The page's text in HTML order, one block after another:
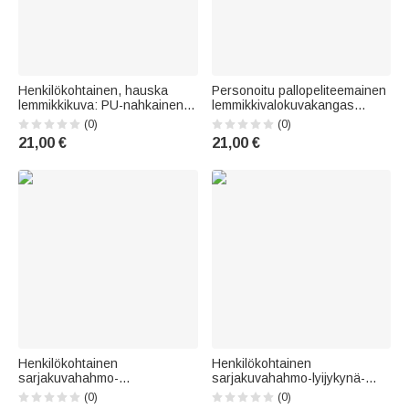
Henkilökohtainen, hauska
lemmikkikuva: PU-nahkainen,
vedenpitävä ruokintamatto,
jossa nimi ja teksti –
lemmikkitarvikkeet,
lemmikinomistajalle
(0)
21,00 €
Personoitu pallopeliteemainen
lemmikkivalokuvakangas
nimellä kehystämätön tai
kehystetty taulu lahja
lemmikinomistajalle
(0)
21,00 €
Henkilökohtainen
sarjakuvahahmo-
syntymäkukka-magneettinen
(0)
Henkilökohtainen
sarjakuvahahmo-lyijykynä-
omena-banneri, jossa on
(0)